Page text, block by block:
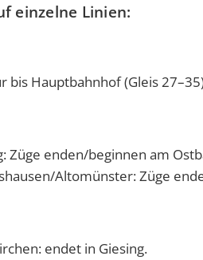
einzelne Linien:
bis Hauptbahnhof (Gleis
Züge enden/beginnen am
Altomünster: Züge
endet in Giesing.